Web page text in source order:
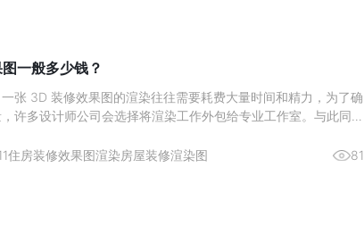
一般多少钱？
张 3D 装修效果图的渲染往往需要耗费大量时间和精力，为了确
许多设计师公司会选择将渲染工作外包给专业工作室。与此同
么，工作室渲染与云端渲染的费用究竟相差几何？接下来，就让
住房装修效果图渲染房屋装修渲染图 81